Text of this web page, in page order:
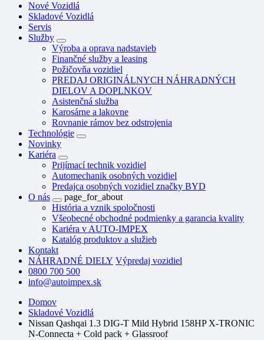
Nové Vozidlá
Skladové Vozidlá
Servis
Služby
Výroba a oprava nadstavieb
Finančné služby a leasing
Požičovňa vozidiel
PREDAJ ORIGINÁLNYCH NÁHRADNÝCH
DIELOV A DOPLNKOV
Asistenčná služba
Karosárne a lakovne
Rovnanie rámov bez odstrojenia
Technológie
Novinky
Kariéra
Prijímací technik vozidiel
Automechanik osobných vozidiel
Predajca osobných vozidiel značky BYD
O nás
page_for_about
História a vznik spoločnosti
Všeobecné obchodné podmienky a garancia kvality
Kariéra v AUTO-IMPEX
Katalóg produktov a služieb
Kontakt
NÁHRADNÉ DIELY Výpredaj vozidiel
0800 700 500
info@autoimpex.sk
Domov
Skladové Vozidlá
Nissan Qashqai 1.3 DIG-T Mild Hybrid 158HP X-TRONIC
N-Connecta + Cold pack + Glassroof